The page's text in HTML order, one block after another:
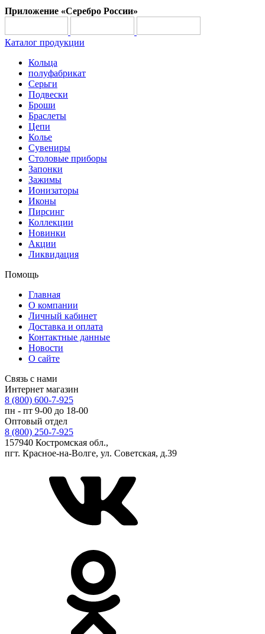
Приложение «Серебро России»
Каталог продукции
Кольца
полуфабрикат
Серьги
Подвески
Броши
Браслеты
Цепи
Колье
Сувениры
Столовые приборы
Запонки
Зажимы
Ионизаторы
Иконы
Пирсинг
Коллекции
Новинки
Акции
Ликвидация
Помощь
Главная
О компании
Личный кабинет
Доставка и оплата
Контактные данные
Новости
О сайте
Связь с нами
Интернет магазин
8 (800) 600-7-925
пн - пт 9-00 до 18-00
Оптовый отдел
8 (800) 250-7-925
157940 Костромская обл.,
пгт. Красное-на-Волге, ул. Советская, д.39